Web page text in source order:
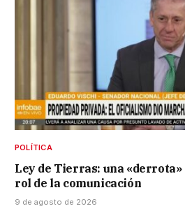
POLÍTICA
Ley de Tierras: una
rol de la comunicación
9 de agosto de 2026